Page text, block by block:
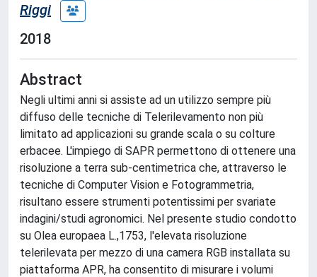
Riggi
2018
Abstract
Negli ultimi anni si assiste ad un utilizzo sempre più
diffuso delle tecniche di Telerilevamento non più
limitato ad applicazioni su grande scala o su colture
erbacee. L'impiego di SAPR permettono di ottenere una
risoluzione a terra sub-centimetrica che, attraverso le
tecniche di Computer Vision e Fotogrammetria,
risultano essere strumenti potentissimi per svariate
indagini/studi agronomici. Nel presente studio condotto
su Olea europaea L.,1753, l'elevata risoluzione
telerilevata per mezzo di una camera RGB installata su
piattaforma APR, ha consentito di misurare i volumi